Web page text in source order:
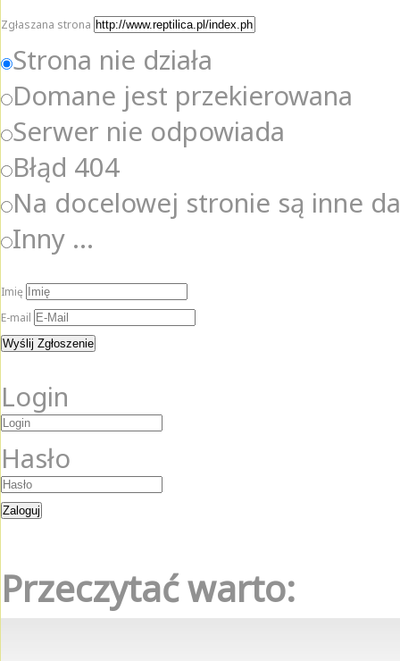
Zgłaszana strona
Strona nie działa
Domane jest przekierowana
Serwer nie odpowiada
Błąd 404
Na docelowej stronie są inne
Inny ...
Imię
E-mail
Login
Hasło
Przeczytać warto: